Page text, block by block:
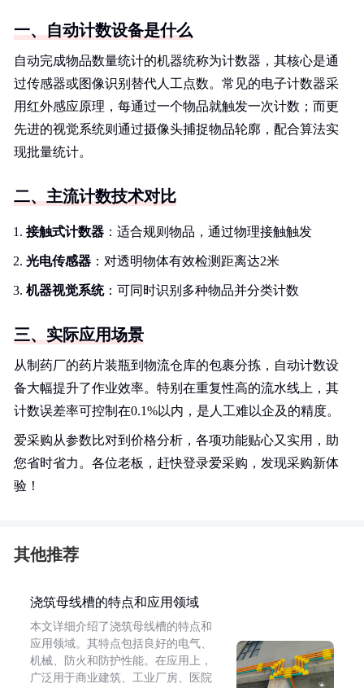
一、自动计数设备是什么
自动完成物品数量统计的机器统称为计数器，其核心是通
过传感器或图像识别替代人工点数。常见的电子计数器采
用红外感应原理，每通过一个物品就触发一次计数；而更
先进的视觉系统则通过摄像头捕捉物品轮廓，配合算法实
现批量统计。
二、主流计数技术对比
接触式计数器 ：适合规则物品，通过物理接触触发
光电传感器 ：对透明物体有效检测距离达2米
机器视觉系统：可同时识别多种物品并分类计数
三、实际应用场景
从制药厂的药片装瓶到物流仓库的包裹分拣，自动计数设
备大幅提升了作业效率。特别在重复性高的流水线上，其
计数误差率可控制在0.1%以内，是人工难以企及的精度。
爱采购从参数比对到价格分析，各项功能贴心又实用，助
您省时省力。各位老板，赶快登录爱采购，发现采购新体
验！
其他推荐
浇筑母线槽的特点和应用领域
本文详细介绍了浇筑母线槽的特点和
应用领域。其特点包括良好的电气、
机械、防火和防护性能。在应用上，
广泛用于商业建筑、工业厂房、医院